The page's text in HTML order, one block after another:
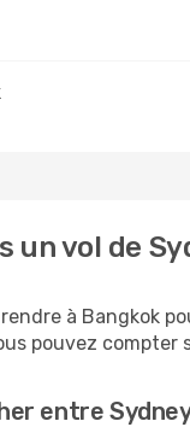
un vol de
à Bangkok
pouvez
entre